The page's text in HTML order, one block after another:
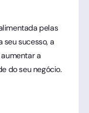
pelas
sucesso, a
a
do seu negócio.